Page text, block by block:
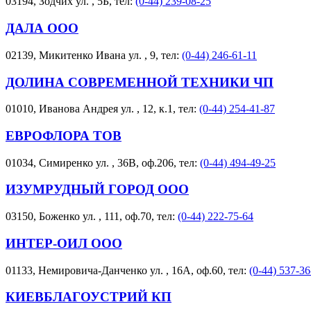
ДАЛА ООО
02139, Микитенко Ивана ул. , 9, тел: (0-44) 246-61-11
ДОЛИНА СОВРЕМЕННОЙ ТЕХНИКИ ЧП
01010, Иванова Андрея ул. , 12, к.1, тел: (0-44) 254-41-87
ЕВРОФЛОРА ТОВ
01034, Симиренко ул. , 36В, оф.206, тел: (0-44) 494-49-25
ИЗУМРУДНЫЙ ГОРОД ООО
03150, Боженко ул. , 111, оф.70, тел: (0-44) 222-75-64
ИНТЕР-ОИЛ ООО
01133, Немировича-Данченко ул. , 16А, оф.60, тел: (0-44) 537-
КИЕВБЛАГОУСТРИЙ КП